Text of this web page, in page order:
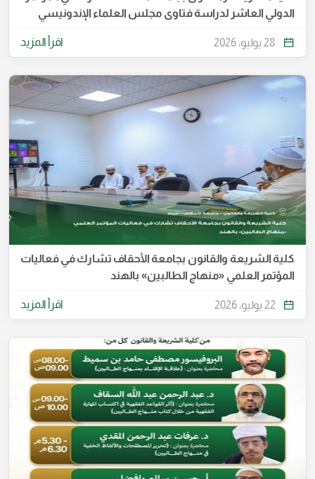
الدولي العاشر لدراسة فتاوى مجلس العلماء الإندونيسي
28 يوليو، 2026 اقرأ المزيد
كلية الشريعة والقانون بجامعة الأحقاف تشارك في فعاليات
المؤتمر العلمي «منهاج الطالبين» بالهند
22 يوليو، 2026 اقرأ المزيد